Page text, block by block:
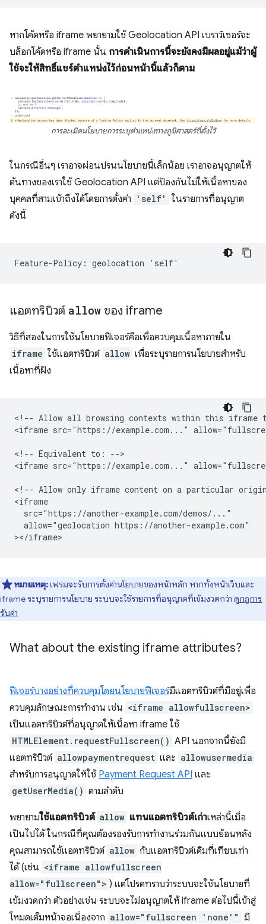
หากโค้ดหรือ iframe พยายามใช้ Geolocation API เบราว์เซอร์จะ
บล็อกโค้ดหรือ iframe นั้น การดำเนินการนี้จะยังคงมีผลอยู่แม้ว่าผู้
ใช้จะให้สิทธิ์แชร์ตำแหน่งไว้ก่อนหน้านี้แล้วก็ตาม
การละเมิดนโยบายการระบุตำแหน่งทางภูมิศาสตร์ที่ตั้งไว้
ในกรณีอื่นๆ เราอาจผ่อนปรนนโยบายนี้เล็กน้อย เราอาจอนุญาตให้
ต้นทางของเราใช้ Geolocation API แต่ป้องกันไม่ให้เนื้อหาของ
บุคคลที่สามเข้าถึงได้โดยการตั้งค่า
'self' ในรายการที่อนุญาต
ดังนี้
แอตทริบิวต์ allow ของ iframe
วิธีที่สองในการใช้นโยบายฟีเจอร์คือเพื่อควบคุมเนื้อหาภายใน
iframe ใช้แอตทริบิวต์ allow เพื่อระบุรายการนโยบายสำหรับ
เนื้อหาที่ฝัง
<!-- Allow all browsing contexts within this iframe
<iframe src="https://example.com..."
<!-- Equivalent to: -->
<iframe src="https://example.com..."
<!-- Allow only iframe content on a particular
<iframe
  src="https://another-example.com/demos/..."
  allow="geolocation https://another-example.com"
หมายเหตุ:เฟรมจะรับการตั้งค่านโยบายของหน้าหลัก หากทั้งหน้าเว็บและ
iframe ระบุรายการนโยบาย ระบบจะใช้รายการที่อนุญาตที่เข้มงวดกว่า ดูกฎการ
รับค่า
What about the existing iframe attributes?
ฟีเจอร์บางอย่างที่ควบคุมโดยนโยบายฟีเจอร์มีแอตทริบิวต์ที่มีอยู่เพื่อ
ควบคุมลักษณะการทํางาน เช่น <iframe allowfullscreen>
เป็นแอตทริบิวต์ที่อนุญาตให้เนื้อหา iframe ใช้
HTMLElement.requestFullscreen() API นอกจากนี้ยังมี
แอตทริบิวต์ allowpaymentrequest และ allowusermedia
สำหรับการอนุญาตให้ใช้ Payment Request API และ
getUserMedia() ตามลำดับ
พยายามใช้แอตทริบิวต์ allow แทนแอตทริบิวต์เก่าเหล่านี้เมื่อ
เป็นไปได้ ในกรณีที่คุณต้องรองรับการทำงานร่วมกันแบบย้อนหลัง
คุณสามารถใช้แอตทริบิวต์ allow กับแอตทริบิวต์เดิมที่เทียบเท่า
ได้ (เช่น <iframe allowfullscreen
allow="fullscreen"> ) แต่โปรดทราบว่าระบบจะใช้นโยบายที่
เข้มงวดกว่า ตัวอย่างเช่น ระบบจะไม่อนุญาตให้ iframe ต่อไปนี้เข้าสู่
โหมดเต็มหน้าจอเนื่องจาก allow="fullscreen 'none'" มี